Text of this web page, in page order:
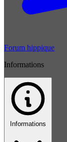
Forum hippique
Informations
Informations